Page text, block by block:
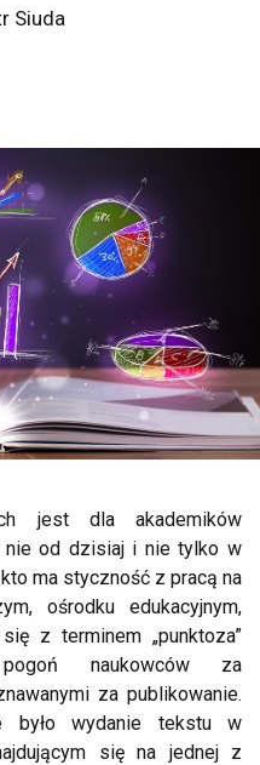
Siuda
jest dla akademików
nie od dzisiaj i nie tylko w
ma styczność z pracą na
ośrodku edukacyjnym,
z terminem „punktoza”
pogoń naukowców za
za publikowanie.
było wydanie tekstu w
się na jednej z